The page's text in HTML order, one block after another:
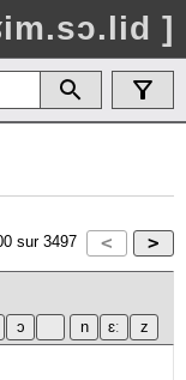
]
sur 3497